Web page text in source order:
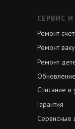
СЕРВИС
Ремонт
Ремонт
Ремонт
Списание и
Гарантия
Сервисные